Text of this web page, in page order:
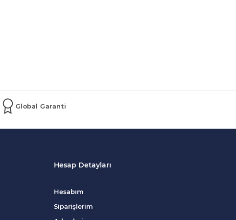
Global Garanti
Hesap Detayları
Hesabım
Siparişlerim